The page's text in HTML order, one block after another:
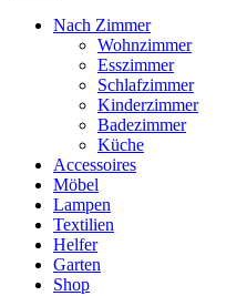
Nach Zimmer
Wohnzimmer
Esszimmer
Schlafzimmer
Kinderzimmer
Badezimmer
Küche
Accessoires
Möbel
Lampen
Textilien
Helfer
Garten
Shop